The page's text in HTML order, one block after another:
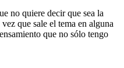
no quiere decir que sea la
que sale el tema en alguna
que no sólo tengo